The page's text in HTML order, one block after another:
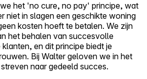
het 'no cure, no pay' principe, wat
niet in slagen een geschikte woning
kosten hoeft te betalen. We zijn
het behalen van succesvolle
en dit principe biedt je
Bij Walter geloven we in het
naar gedeeld succes.